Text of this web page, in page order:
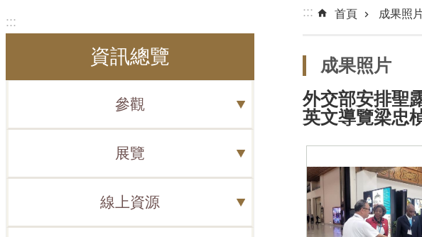
:::
資訊總覽
參觀
展覽
線上資源
::: 首頁 成果照
成果照片
外交部安排聖
英文導覽梁忠